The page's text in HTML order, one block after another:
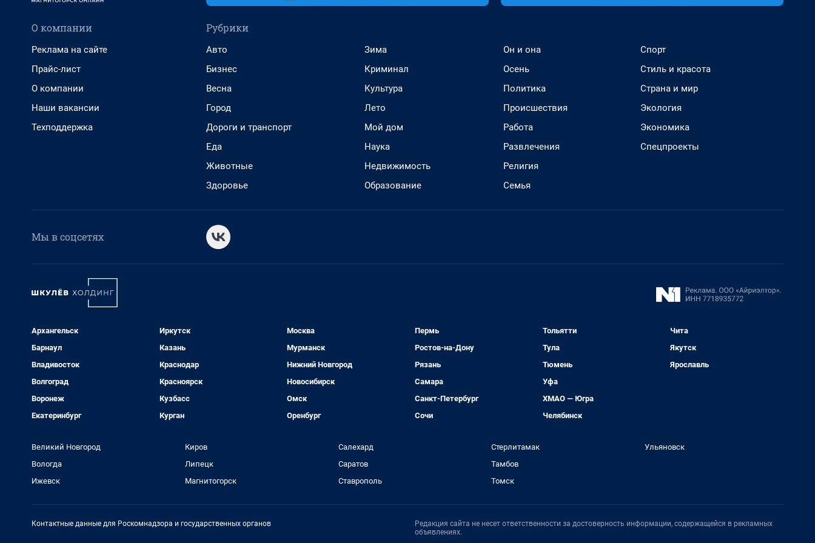
О компании
Реклама на сайте
Прайс-лист
О компании
Наши вакансии
Техподдержка
Рубрики
Авто
Бизнес
Весна
Город
Дороги и транспорт
Еда
Животные
Здоровье
Зима
Криминал
Культура
Лето
Мой дом
Наука
Недвижимость
Образование
Он и она
Осень
Политика
Происшествия
Работа
Развлечения
Религия
Семья
Спорт
Стиль и красота
Страна и мир
Экология
Экономика
Спецпроекты
Мы в соцсетях
Архангельск
Барнаул
Владивосток
Волгоград
Воронеж
Екатеринбург
Иркутск
Казань
Краснодар
Красноярск
Кузбасс
Курган
Москва
Мурманск
Нижний Новгород
Новосибирск
Омск
Оренбург
Пермь
Ростов-на-Дону
Рязань
Самара
Санкт-Петербург
Сочи
Тольятти
Тула
Тюмень
Уфа
ХМАО — Югра
Челябинск
Чита
Якутск
Ярославль
Великий Новгород
Вологда
Ижевск
Киров
Липецк
Магнитогорск
Салехард
Саратов
Ставрополь
Стерлитамак
Тамбов
Томск
Ульяновск
Контактные данные для Роскомнадзора и государственных органов
Редакция сайта не несет ответственности за достоверность информации, содержащейся в рекламных
объявлениях.